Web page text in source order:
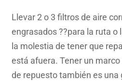
Llevar 2 o 3 filtros de aire
engrasados ??para la ruta o
la molestia de tener que
está afuera. Tener un
de repuesto también es una